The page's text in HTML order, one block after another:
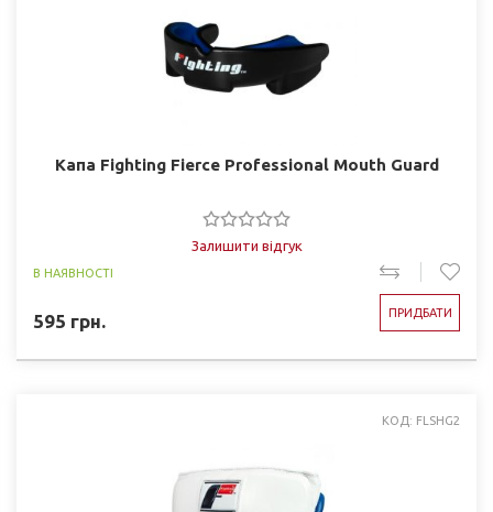
Капа Fighting Fierce Professional Mouth Guard
Залишити відгук
В НАЯВНОСТІ
595 грн. ПРИДБАТИ
КОД: FLSHG2